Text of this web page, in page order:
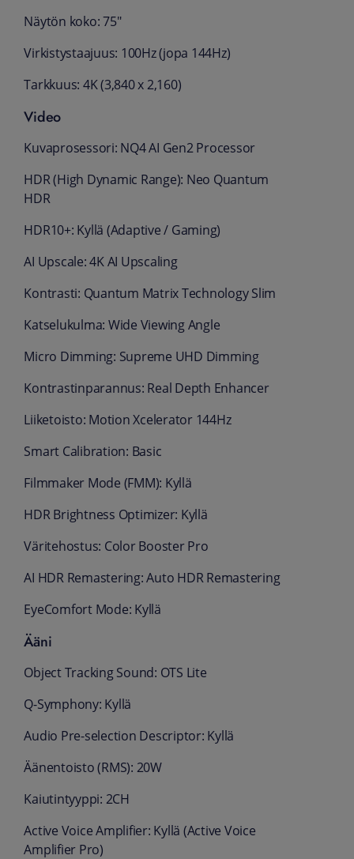
Näytön koko: 75"
Virkistystaajuus: 100Hz (jopa 144Hz)
Tarkkuus: 4K (3,840 x 2,160)
Video
Kuvaprosessori: NQ4 AI Gen2 Processor
HDR (High Dynamic Range): Neo Quantum
HDR
HDR10+: Kyllä (Adaptive / Gaming)
AI Upscale: 4K AI Upscaling
Kontrasti: Quantum Matrix Technology Slim
Katselukulma: Wide Viewing Angle
Micro Dimming: Supreme UHD Dimming
Kontrastinparannus: Real Depth Enhancer
Liiketoisto: Motion Xcelerator 144Hz
Smart Calibration: Basic
Filmmaker Mode (FMM): Kyllä
HDR Brightness Optimizer: Kyllä
Väritehostus: Color Booster Pro
AI HDR Remastering: Auto HDR Remastering
EyeComfort Mode: Kyllä
Ääni
Object Tracking Sound: OTS Lite
Q-Symphony: Kyllä
Audio Pre-selection Descriptor: Kyllä
Äänentoisto (RMS): 20W
Kaiutintyyppi: 2CH
Active Voice Amplifier: Kyllä (Active Voice
Amplifier Pro)